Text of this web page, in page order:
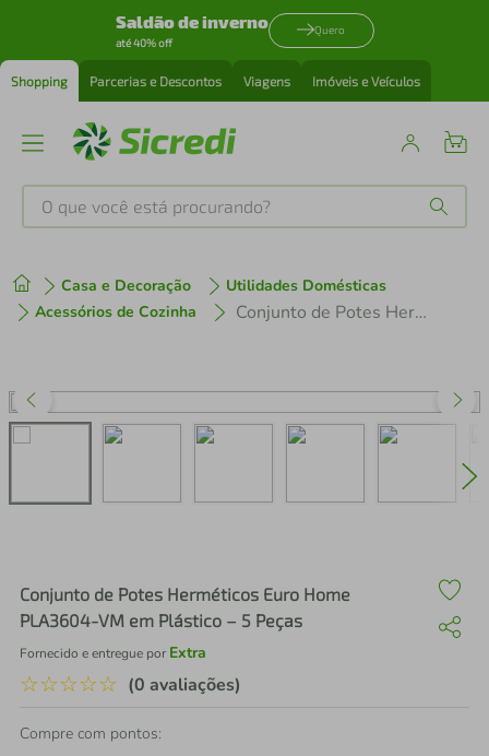
Saldão de inverno
até 40% off
Quero
Shopping Parcerias e Descontos Viagens Imóveis e Veículos
O que você está procurando?
Casa e Decoração
Utilidades Domésticas
Acessórios de Cozinha
Conjunto de Potes Herméticos Euro Home PLA3604-VM em Plástico – 5 Peças
Conjunto de Potes Herméticos Euro Home
PLA3604-VM em Plástico – 5 Peças
Fornecido e entregue por Extra
☆☆☆☆☆ (0 avaliações)
Compre com pontos:
1º tenis
3º perfume